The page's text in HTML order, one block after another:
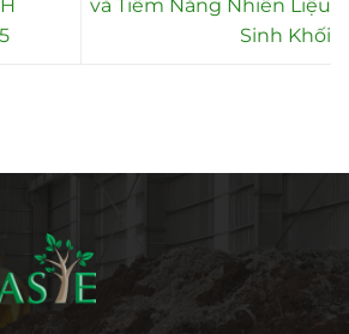
và Tiềm Năng Nhiên Liệu
Sinh Khối